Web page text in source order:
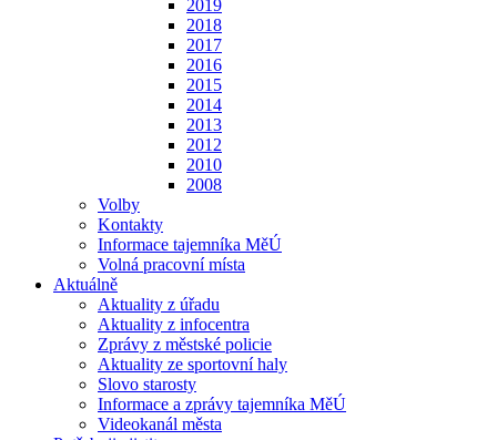
2019
2018
2017
2016
2015
2014
2013
2012
2010
2008
Volby
Kontakty
Informace tajemníka MěÚ
Volná pracovní místa
Aktuálně
Aktuality z úřadu
Aktuality z infocentra
Zprávy z městské policie
Aktuality ze sportovní haly
Slovo starosty
Informace a zprávy tajemníka MěÚ
Videokanál města